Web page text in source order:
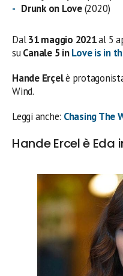
Drunk on Love(2020)
Dal31 maggio 2021al 5
suCanale 5 inLove is in
Hande Erçelè
Wind.
Leggi anche: Chasing The
Hande Ercel è Eda